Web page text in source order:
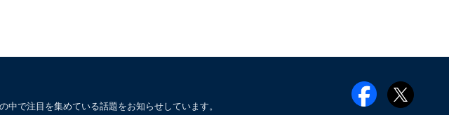
で注目を集めている話題をお知らせしています。